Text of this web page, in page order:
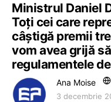
Ministrul Daniel
Toți cei care
câștigă premii
vom avea grijă
regulamentele
Ana Moise
3 decembrie